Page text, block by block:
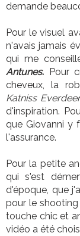
demande
Pour le visuel
n'avais jamais
qui me
Antunes. Pour
cheveux, la
Katniss
d'inspiration.
que Giovanni y
l'assurance.
Pour la petite
qui s'est
d'époque, que
pour le
touche chic et
vidéo a été